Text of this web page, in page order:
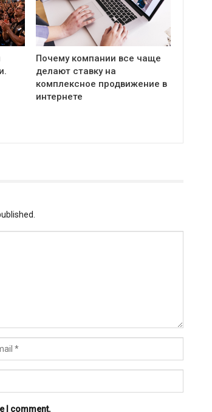
Почему компании все чаще
делают ставку на
комплексное продвижение в
интернете
I comment.